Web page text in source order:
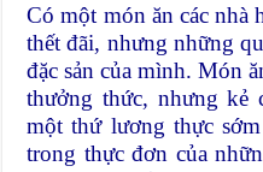
Có một món ăn các nhà
thết đãi, nhưng những
đặc sản của mình. Món
thưởng thức, nhưng kẻ
một thứ lương thực
trong thực đơn của